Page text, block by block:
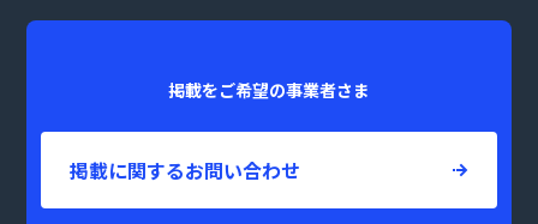
掲載をご希望の事業者さま
掲載に関するお問い合わせ